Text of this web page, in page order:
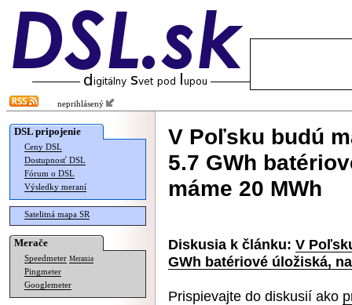
neprihlásený
DSL pripojenie
Ceny DSL
Dostupnosť DSL
Fórum o DSL
Výsledky meraní
Satelitná mapa SR
Merače
Speedmeter Merania
Pingmeter
Googlemeter
V Poľsku budú
5.7 GWh
máme 20 MWh
Diskusia k článku: V
GWh batériové úložiská,
Prispievajte do diskusií ako